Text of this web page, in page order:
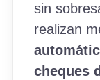
sin
realizan
cheques